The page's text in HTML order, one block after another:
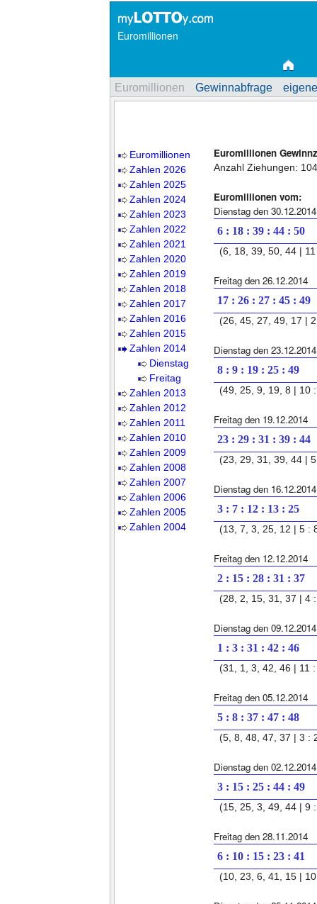
Euromillionen
Euromillionen Gewinnabfrage
Euromillionen
Zahlen 2026
Zahlen 2025
Zahlen 2024
Zahlen 2023
Zahlen 2022
Zahlen 2021
Zahlen 2020
Zahlen 2019
Zahlen 2018
Zahlen 2017
Zahlen 2016
Zahlen 2015
Zahlen 2014
Dienstag
Freitag
Zahlen 2013
Zahlen 2012
Zahlen 2011
Zahlen 2010
Zahlen 2009
Zahlen 2008
Zahlen 2007
Zahlen 2006
Zahlen 2005
Zahlen 2004
Euromillionen
Anzahl Ziehungen: 104
Euromillionen vom:
Dienstag den 30.12.2014
6 : 18 : 39 : 44 : 50
(6, 18, 39, 50, 44 |
Freitag den 26.12.2014
17 : 26 : 27 : 45 : 49
(26, 45, 27, 49, 17 |
Dienstag den 23.12.2014
8 : 9 : 19 : 25 : 49
(49, 25, 9, 19, 8 | 10
Freitag den 19.12.2014
23 : 29 : 31 : 39 : 44
(23, 29, 31, 39, 44 |
Dienstag den 16.12.2014
3 : 7 : 12 : 13 : 25
(13, 7, 3, 25, 12 | 5 :
Freitag den 12.12.2014
2 : 15 : 28 : 31 : 37
(28, 2, 15, 31, 37 | 4
Dienstag den 09.12.2014
1 : 3 : 31 : 42 : 46
(31, 1, 3, 42, 46 | 11
Freitag den 05.12.2014
5 : 8 : 37 : 47 : 48
(5, 8, 48, 47, 37 | 3 :
Dienstag den 02.12.2014
3 : 15 : 25 : 44 : 49
(15, 25, 3, 49, 44 | 9
Freitag den 28.11.2014
6 : 10 : 15 : 23 : 41
(10, 23, 6, 41, 15 |